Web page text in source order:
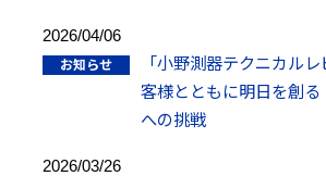
2026/04/06
「小野測器テクニカル
客様とともに明日を創
への挑戦
2026/03/26